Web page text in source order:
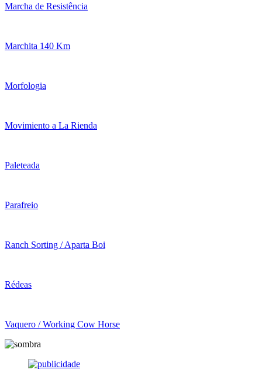
Marcha de Resistência
Marchita 140 Km
Morfologia
Movimiento a La Rienda
Paleteada
Parafreio
Ranch Sorting / Aparta Boi
Rédeas
Vaquero / Working Cow Horse